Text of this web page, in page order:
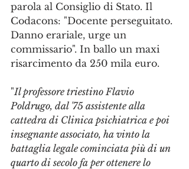
parola al Consiglio di Stato. Il
Codacons: "Docente perseguitato.
Danno erariale, urge un
commissario". In ballo un maxi
risarcimento da 250 mila euro.
"Il professore triestino Flavio
Poldrugo, dal '75 assistente alla
cattedra di Clinica psichiatrica e poi
insegnante associato, ha vinto la
battaglia legale cominciata più di un
quarto di secolo fa per ottenere lo